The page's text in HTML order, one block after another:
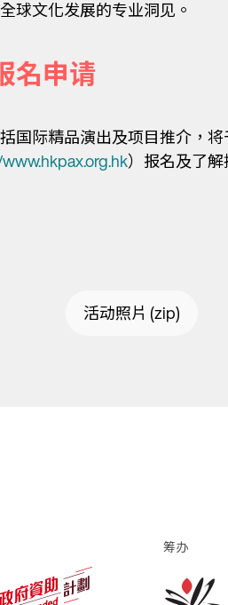
球文化发展的专业洞见。
名申请
国际精品演出及项目推介，
）报名及了
活动照片 (zip)
筹办